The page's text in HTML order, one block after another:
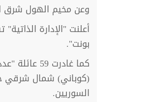
وعن مخيم الهول شرق
أعلنت "الإدارة
بونت".
(كوباني) شمال شرقي
السوريين.